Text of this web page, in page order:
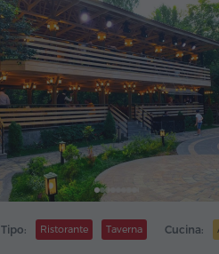
Tipo: Ristorante Taverna Cucina: